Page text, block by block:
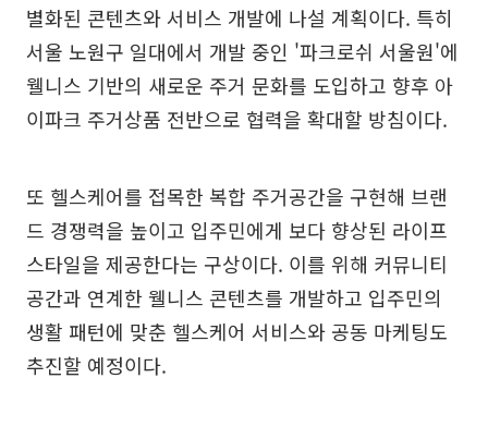
별화된 콘텐츠와 서비스 개발에 나설 계획이다. 특히
서울 노원구 일대에서 개발 중인 '파크로쉬 서울원'에
웰니스 기반의 새로운 주거 문화를 도입하고 향후 아
이파크 주거상품 전반으로 협력을 확대할 방침이다.
또 헬스케어를 접목한 복합 주거공간을 구현해 브랜
드 경쟁력을 높이고 입주민에게 보다 향상된 라이프
스타일을 제공한다는 구상이다. 이를 위해 커뮤니티
공간과 연계한 웰니스 콘텐츠를 개발하고 입주민의
생활 패턴에 맞춘 헬스케어 서비스와 공동 마케팅도
추진할 예정이다.